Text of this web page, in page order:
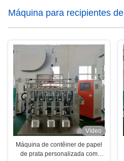
Máquina para recipientes
Vídeo
Máquina de contêiner de papel
de prata personalizada com